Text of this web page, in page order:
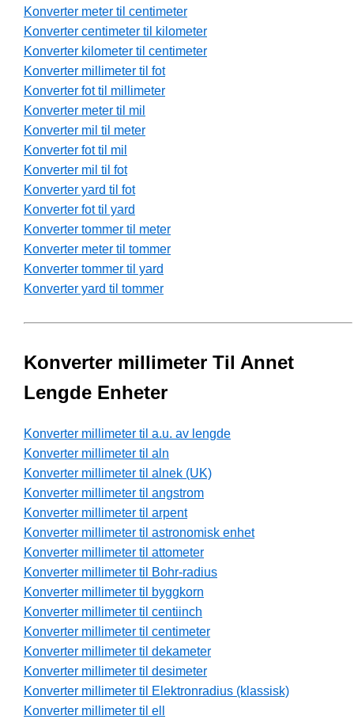
Konverter meter til centimeter
Konverter centimeter til kilometer
Konverter kilometer til centimeter
Konverter millimeter til fot
Konverter fot til millimeter
Konverter meter til mil
Konverter mil til meter
Konverter fot til mil
Konverter mil til fot
Konverter yard til fot
Konverter fot til yard
Konverter tommer til meter
Konverter meter til tommer
Konverter tommer til yard
Konverter yard til tommer
Konverter millimeter Til Annet
Lengde Enheter
Konverter millimeter til a.u. av lengde
Konverter millimeter til aln
Konverter millimeter til alnek (UK)
Konverter millimeter til angstrom
Konverter millimeter til arpent
Konverter millimeter til astronomisk enhet
Konverter millimeter til attometer
Konverter millimeter til Bohr-radius
Konverter millimeter til byggkorn
Konverter millimeter til centiinch
Konverter millimeter til centimeter
Konverter millimeter til dekameter
Konverter millimeter til desimeter
Konverter millimeter til Elektronradius (klassisk)
Konverter millimeter til ell